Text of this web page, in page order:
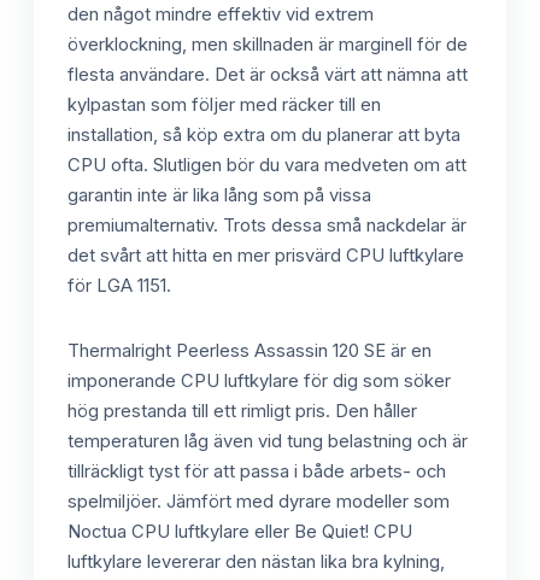
den något mindre effektiv vid extrem
överklockning, men skillnaden är marginell för de
flesta användare. Det är också värt att nämna att
kylpastan som följer med räcker till en
installation, så köp extra om du planerar att byta
CPU ofta. Slutligen bör du vara medveten om att
garantin inte är lika lång som på vissa
premiumalternativ. Trots dessa små nackdelar är
det svårt att hitta en mer prisvärd CPU luftkylare
för LGA 1151.
Thermalright Peerless Assassin 120 SE är en
imponerande CPU luftkylare för dig som söker
hög prestanda till ett rimligt pris. Den håller
temperaturen låg även vid tung belastning och är
tillräckligt tyst för att passa i både arbets- och
spelmiljöer. Jämfört med dyrare modeller som
Noctua CPU luftkylare eller Be Quiet! CPU
luftkylare levererar den nästan lika bra kylning,